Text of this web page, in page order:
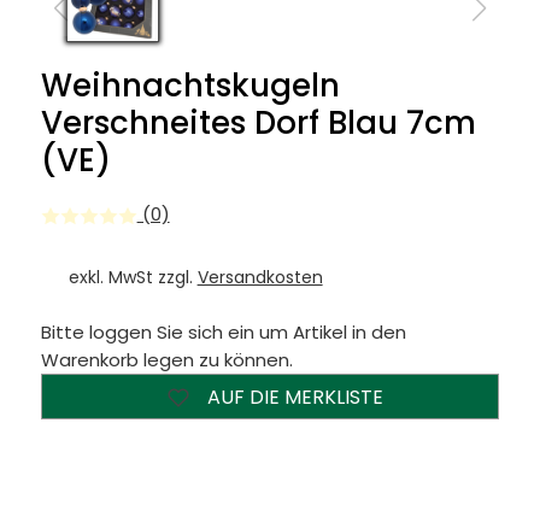
Weihnachtskugeln
Verschneites Dorf Blau 7cm
(VE)
(0)
exkl. MwSt zzgl. Versandkosten
Bitte loggen Sie sich ein um Artikel in den
Warenkorb legen zu können.
AUF DIE MERKLISTE